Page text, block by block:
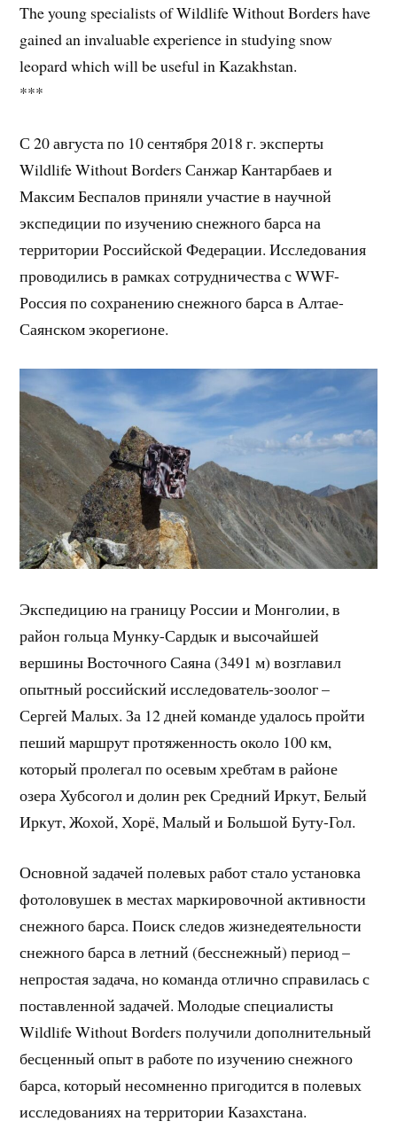
The young specialists of Wildlife Without Borders have
gained an invaluable experience in studying snow
leopard which will be useful in Kazakhstan.
***
С 20 августа по 10 сентября 2018 г. эксперты
Wildlife Without Borders Санжар Кантарбаев и
Максим Беспалов приняли участие в научной
экспедиции по изучению снежного барса на
территории Российской Федерации. Исследования
проводились в рамках сотрудничества с WWF-
Россия по сохранению снежного барса в Алтае-
Саянском экорегионе.
Экспедицию на границу России и Монголии, в
район гольца Мунку-Сардык и высочайшей
вершины Восточного Саяна (3491 м) возглавил
опытный российский исследователь-зоолог –
Сергей Малых. За 12 дней команде удалось пройти
пеший маршрут протяженность около 100 км,
который пролегал по осевым хребтам в районе
озера Хубсогол и долин рек Средний Иркут, Белый
Иркут, Жохой, Хорё, Малый и Большой Буту-Гол.
Основной задачей полевых работ стало установка
фотоловушек в местах маркировочной активности
снежного барса. Поиск следов жизнедеятельности
снежного барса в летний (бесснежный) период –
непростая задача, но команда отлично справилась с
поставленной задачей. Молодые специалисты
Wildlife Without Borders получили дополнительный
бесценный опыт в работе по изучению снежного
барса, который несомненно пригодится в полевых
исследованиях на территории Казахстана.